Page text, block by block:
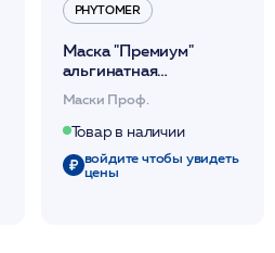
PHYTOMER
Маска "Премиум"
альгинатная
омолаживающая
400гр / Supreme XMF /
PHYTOMER*
Маски Проф.
Товар в наличии
войдите чтобы увидеть
цены